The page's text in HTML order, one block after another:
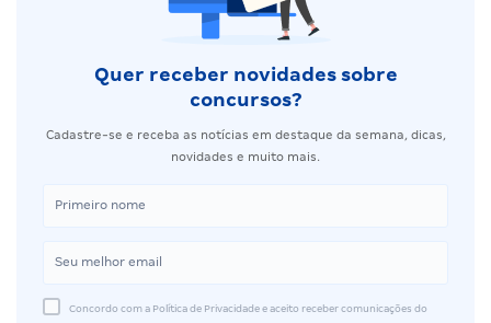
Quer receber novidades sobre
concursos?
Cadastre-se e receba as notícias em destaque da semana, dicas,
novidades e muito mais.
Concordo com a Política de Privacidade e aceito receber comunicações do